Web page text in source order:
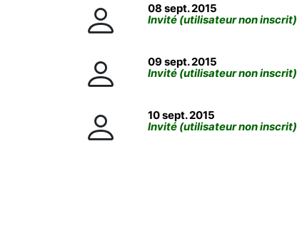
08 sept. 2015
Invité (utilisateur non inscrit)
09 sept. 2015
Invité (utilisateur non inscrit)
10 sept. 2015
Invité (utilisateur non inscrit)